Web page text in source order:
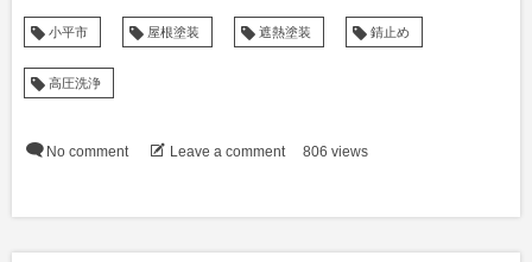
小平市 屋根塗装 遮熱塗装 錆止め
高圧洗浄
No comment Leave a comment 806 views